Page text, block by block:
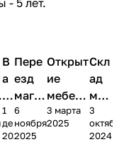
В
а
к
а
н
1
декабря
2025
Пере
езд
магаз
ина в
г.
6
ноября
2025
Открыт
ие
мебель
ного
салона
3 марта
2025
Скл
ад
меб
ели
пер
3
2024